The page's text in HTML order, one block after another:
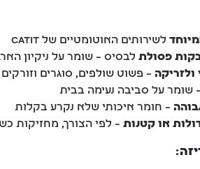
לשירותים האוטומטיים של Catit
פסולת לבסיס – שומר על ניקיון
ולזריקה – פשוט שולפים, סוגרים וזורקים
– שומר על סביבה נעימה בבית
– חומר איכותי שלא נקרע בקלות
או קטנות – לפי הצורך, מחזיקות